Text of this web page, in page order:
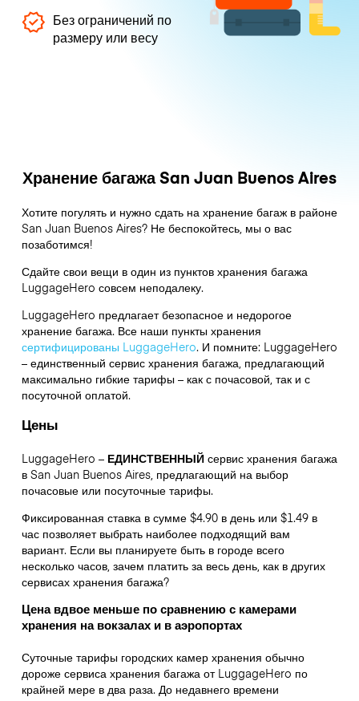
Без ограничений по
размеру или весу
Хранение багажа San Juan Buenos Aires
Хотите погулять и нужно сдать на хранение багаж в районе
San Juan Buenos Aires? Не беспокойтесь, мы о вас
позаботимся!
Сдайте свои вещи в один из пунктов хранения багажа
LuggageHero совсем неподалеку.
LuggageHero предлагает безопасное и недорогое
хранение багажа. Все наши пункты хранения
сертифицированы LuggageHero. И помните: LuggageHero
– единственный сервис хранения багажа, предлагающий
максимально гибкие тарифы – как с почасовой, так и с
посуточной оплатой.
Цены
LuggageHero – ЕДИНСТВЕННЫЙсервис хранения багажа
в San Juan Buenos Aires, предлагающий на выбор
почасовые или посуточные тарифы.
Фиксированная ставка в сумме $4.90 в день или $1.49 в
час позволяет выбрать наиболее подходящий вам
вариант. Если вы планируете быть в городе всего
несколько часов, зачем платить за весь день, как в других
сервисах хранения багажа?
Цена вдвое меньше по сравнению с камерами
хранения на вокзалах и в аэропортах
Суточные тарифы городских камер хранения обычно
дороже сервиса хранения багажа от LuggageHero по
крайней мере в два раза. До недавнего времени